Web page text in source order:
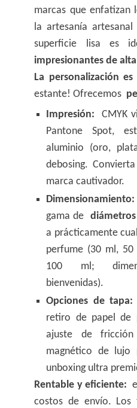
marcas que enfatizan
la artesanía
superficie lisa es
impresionantes de
La personalización es
estante! Ofrecemos
Impresión:
CMYK
Pantone Spot,
aluminio (oro,
debosing.
marca cautivador.
Dimensionamiento:
gama de
a prácticamente
perfume (30 ml,
100 ml;
bienvenidas).
Opciones de tapa:
retiro de papel de
ajuste de
magnético de lujo
unboxing ultra
Rentable y eficiente:
costos de envío. Los